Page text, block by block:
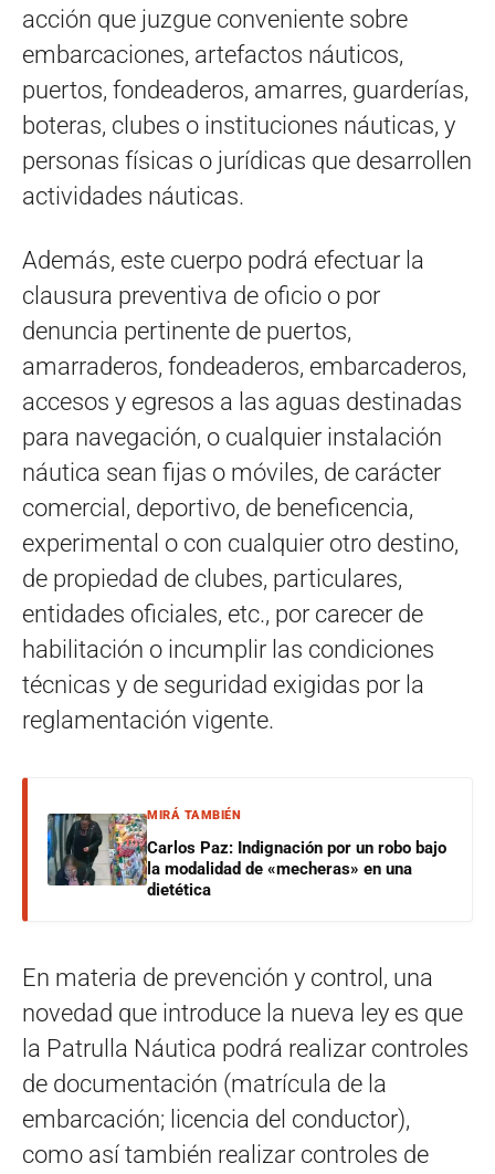
acción que juzgue conveniente sobre
embarcaciones, artefactos náuticos,
puertos, fondeaderos, amarres, guarderías,
boteras, clubes o instituciones náuticas, y
personas físicas o jurídicas que desarrollen
actividades náuticas.
Además, este cuerpo podrá efectuar la
clausura preventiva de oficio o por
denuncia pertinente de puertos,
amarraderos, fondeaderos, embarcaderos,
accesos y egresos a las aguas destinadas
para navegación, o cualquier instalación
náutica sean fijas o móviles, de carácter
comercial, deportivo, de beneficencia,
experimental o con cualquier otro destino,
de propiedad de clubes, particulares,
entidades oficiales, etc., por carecer de
habilitación o incumplir las condiciones
técnicas y de seguridad exigidas por la
reglamentación vigente.
MIRÁ TAMBIÉN
Carlos Paz: Indignación por un robo bajo
la modalidad de «mecheras» en una
dietética
En materia de prevención y control, una
novedad que introduce la nueva ley es que
la Patrulla Náutica podrá realizar controles
de documentación (matrícula de la
embarcación; licencia del conductor),
como así también realizar controles de